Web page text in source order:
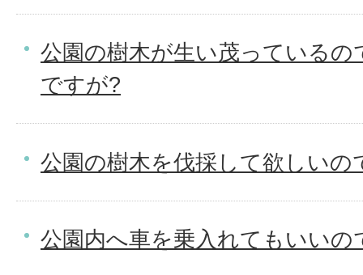
公園の樹木が生い茂っている
ですが?
公園の樹木を伐採して欲しいの
公園内へ車を乗入れてもいいの